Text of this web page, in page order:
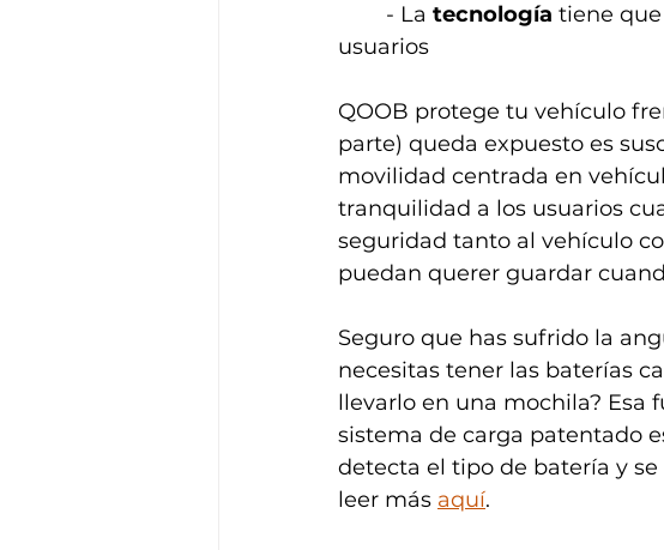
	- La
tecnología tiene
usuarios
QOOB protege tu vehículo
parte) queda expuesto es
movilidad centrada en
tranquilidad a los usuarios
seguridad tanto al vehículo
puedan querer guardar
Seguro que has sufrido la
necesitas tener las baterías
llevarlo en una mochila? Esa
sistema de carga patentado
detecta el tipo de batería y
leer más aquí.